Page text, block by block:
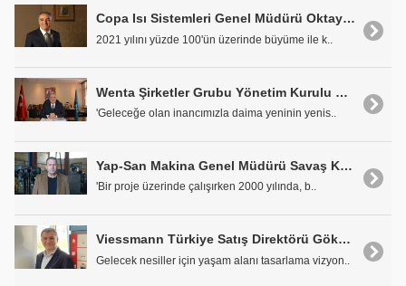
Copa Isı Sistemleri Genel Müdürü Oktay Erdinç: "30 Yıllık Başarılarla Dolu Yürüyüşümüz Devam Ediyor"
2021 yılını yüzde 100'ün üzerinde büyüme ile k..
Wenta Şirketler Grubu Yönetim Kurulu Başkanı Fatih Aydın: "Yıllar Önce Kurulan Bir Hayal Dünya Markası Olma Hedefiyle Gerçeğe Dönüştü"
'Geleceğe olan inancımızla daima yeninin yenis..
Yap-San Makina Genel Müdürü Savaş Koçhan: "Ayvaz'la Kurduğumuz İş Birliği Güzel Bir Dostluğa Dönüştü"
'Bir proje üzerinde çalışırken 2000 yılında, b..
Viessmann Türkiye Satış Direktörü Gökhan Altun: "Ciromuzun Yaklaşık %60'a Yakınını Fosil Yakıtlı Olmayan Cihazlardan Karşılıyoruz"
Gelecek nesiller için yaşam alanı tasarlama vizyon..